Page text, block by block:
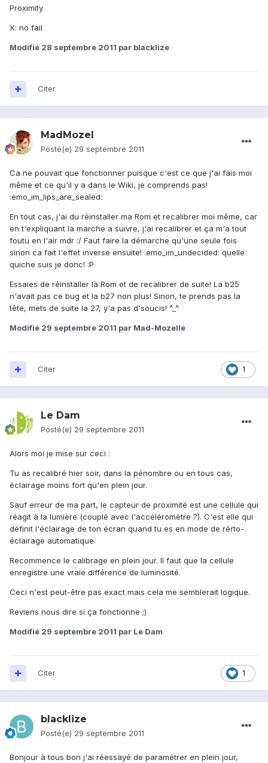
Proximity
X: no fail
Modifié 28 septembre 2011 par blacklize
Citer
MadMozel
Posté(e) 29 septembre 2011
Ca ne pouvait que fonctionner puisque c'est ce que j'ai fais moi
même et ce qu'il y a dans le Wiki, je comprends pas!
:emo_im_lips_are_sealed:
En tout cas, j'ai du réinstaller ma Rom et recalibrer moi même, car
en t'expliquant la marche a suivre, j'ai recalibrer et ça m'a tout
foutu en l'air mdr :/ Faut faire la démarche qu'une seule fois
sinon ca fait l'effet inverse ensuite! :emo_im_undecided: quelle
quiche suis je donc! :P
Essaies de réinstaller la Rom et de recalibrer de suite! La b25
n'avait pas ce bug et la b27 non plus! Sinon, te prends pas la
tête, mets de suite la 27, y'a pas d'soucis! ^_^
Modifié 29 septembre 2011 par Mad-Mozelle
1
Citer
Le Dam
Posté(e) 29 septembre 2011
Alors moi je mise sur ceci :
Tu as recalibré hier soir, dans la pénombre ou en tous cas,
éclairage moins fort qu'en plein jour.
Sauf erreur de ma part, le capteur de proximité est une cellule qui
réagit à la lumière (couplé avec l'accéléromètre ?). C'est elle qui
définit l'éclairage de ton écran quand tu es en mode de rérto-
éclairage automatique.
Recommence le calibrage en plein jour. Il faut que la cellule
enregistre une vraie différence de luminosité.
Ceci n'est peut-être pas exact mais cela me semblerait logique.
Reviens nous dire si ça fonctionne ;)
Modifié 29 septembre 2011 par Le Dam
1
Citer
blacklize
Posté(e) 29 septembre 2011
Bonjour à tous bon j'ai réessayé de paramétrer en plein jour,